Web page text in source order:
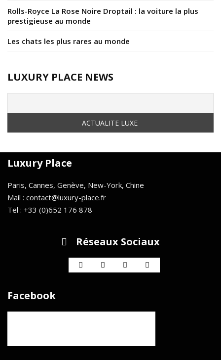
Rolls-Royce La Rose Noire Droptail : la voiture la plus
prestigieuse au monde
Les chats les plus rares au monde
LUXURY PLACE NEWS
Luxury Place
Paris, Cannes, Genève, New-York, Chine
Mail : contact@luxury-place.fr
Tel : +33 (0)652 176 878
Réseaux Sociaux
Facebook